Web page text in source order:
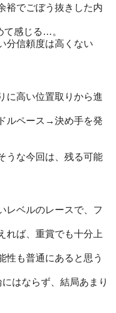
裕でごぼう抜きした内
て感じる…。
分信頼度は高くない
に高い位置取りから進
ルペース→決め手を発
うな今回は、残る可能
レベルのレースで、フ
れば、重賞でも十分上
性も普通にあると思う
はならず、結局あまり